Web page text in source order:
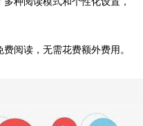
阅读，无需花费额外费用。